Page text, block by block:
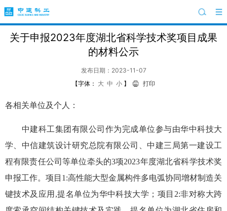
关于申报2023年度湖北省科学技术奖项目成果
的材料公示
发布日期：2023-11-07
【字体： 大 中 小 】 打印
各相关单位及个人：
中建科工集团有限公司作为完成单位参与由华中科技大
学、中信建筑设计研究总院有限公司、中建三局第一建设工
程有限责任公司等单位牵头的3项2023年度湖北省科学技术奖
申报工作。项目1:高性能大型金属构件多电弧协同增材制造关
键技术及应用,提名单位为华中科技大学；项目2:非对称大跨